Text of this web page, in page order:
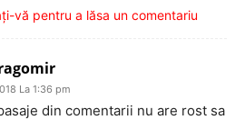
vă pentru a lăsa un comentariu
La 1:36 pm
din comentarii nu are rost sa